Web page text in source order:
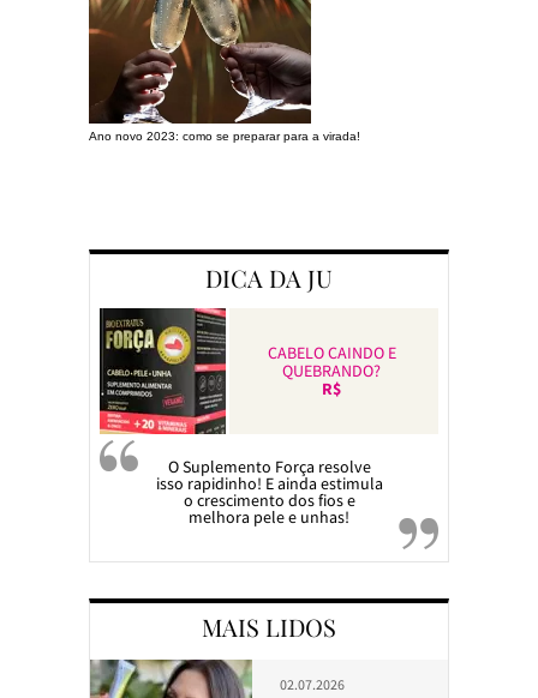
Ano novo 2023: como se preparar para a virada!
DICA DA JU
CABELO CAINDO E
QUEBRANDO?
R$
O Suplemento Força resolve
isso rapidinho! E ainda estimula
o crescimento dos fios e
melhora pele e unhas!
MAIS LIDOS
02.07.2026